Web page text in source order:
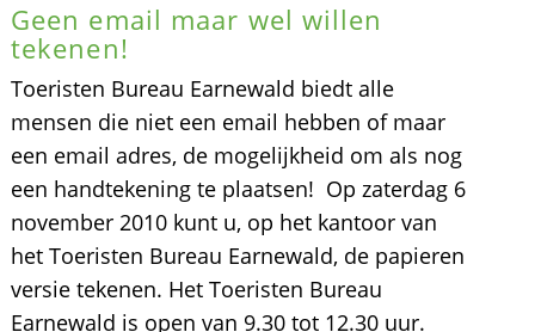
Geen email maar wel willen
tekenen!
Toeristen Bureau Earnewald biedt alle
mensen die niet een email hebben of maar
een email adres, de mogelijkheid om als nog
een handtekening te plaatsen! Op zaterdag 6
november 2010 kunt u, op het kantoor van
het Toeristen Bureau Earnewald, de papieren
versie tekenen. Het Toeristen Bureau
Earnewald is open van 9.30 tot 12.30 uur.